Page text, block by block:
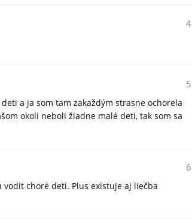
4
5
a ja som tam zakaždým strasne ochorela
okoli neboli žiadne malé deti, tak som sa
6
choré deti. Plus existuje aj liečba